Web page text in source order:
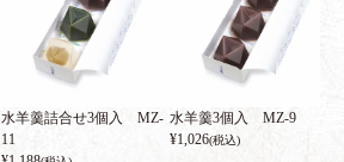
水羊羹詰合せ3個入 MZ-
11
水羊羹3個入 MZ-9
¥1,026(税込)